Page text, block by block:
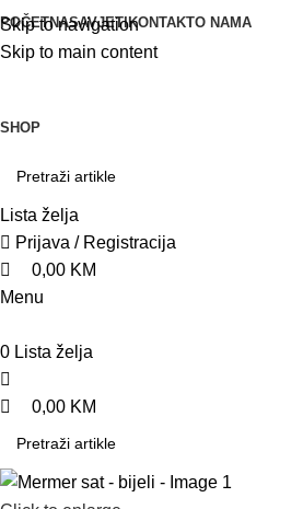
Skip to navigation
Skip to main content
POČETNASAVJETIKONTAKTO NAMA
SHOP
Lista želja
Prijava / Registracija
0,00 KM
Menu
0 Lista želja
0,00 KM